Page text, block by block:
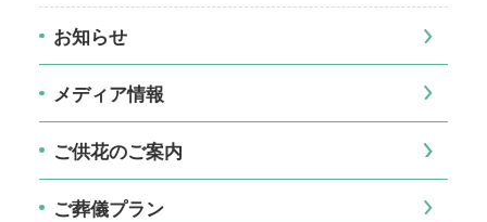
お知らせ
メディア情報
ご供花のご案内
ご葬儀プラン